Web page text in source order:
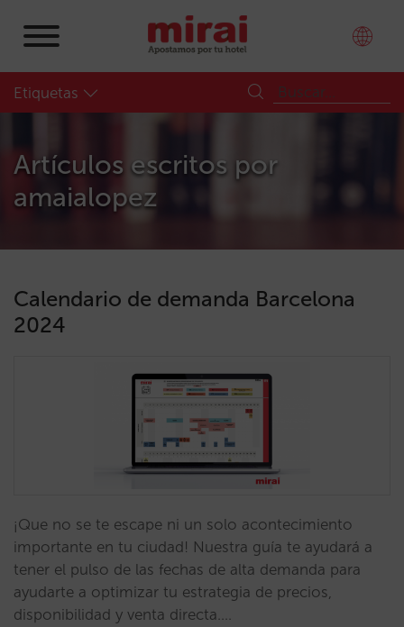
Etiquetas
Artículos escritos por
amaialopez
Calendario de demanda Barcelona
2024
¡Que no se te escape ni un solo acontecimiento
importante en tu ciudad! Nuestra guía te ayudará a
tener el pulso de las fechas de alta demanda para
ayudarte a optimizar tu estrategia de precios,
disponibilidad y venta directa.…